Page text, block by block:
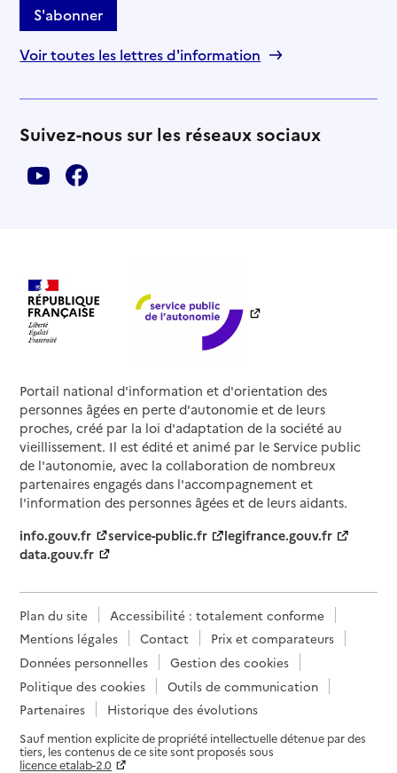
S'abonner
Voir toutes les lettres d'information
Suivez-nous sur les réseaux sociaux
Portail national d'information et d'orientation des
personnes âgées en perte d'autonomie et de leurs
proches, créé par la loi d'adaptation de la société au
vieillissement. Il est édité et animé par le Service public
de l'autonomie, avec la collaboration de nombreux
partenaires engagés dans l'accompagnement et
l'information des personnes âgées et de leurs aidants.
info.gouv.fr
service-public.fr
legifrance.gouv.fr
data.gouv.fr
Plan du site
Accessibilité : totalement conforme
Mentions légales
Contact
Prix et comparateurs
Données personnelles
Gestion des cookies
Politique des cookies
Outils de communication
Partenaires
Historique des évolutions
Sauf mention explicite de propriété intellectuelle détenue par des
tiers, les contenus de ce site sont proposés sous
licence etalab-2.0